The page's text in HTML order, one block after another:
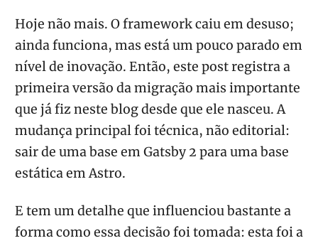
Hoje não mais. O framework caiu em desuso;
ainda funciona, mas está um pouco parado em
nível de inovação. Então, este post registra a
primeira versão da migração mais importante
que já fiz neste blog desde que ele nasceu. A
mudança principal foi técnica, não editorial:
sair de uma base em Gatsby 2 para uma base
estática em Astro.
E tem um detalhe que influenciou bastante a
forma como essa decisão foi tomada: esta foi a